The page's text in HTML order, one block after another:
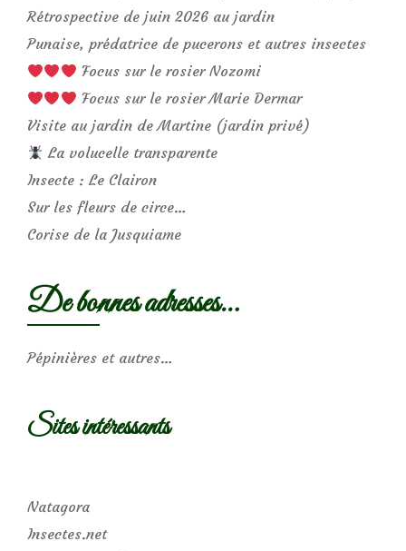
Rétrospective de juin 2026 au jardin
Punaise, prédatrice de pucerons et autres insectes
Focus sur le rosier Nozomi
Focus sur le rosier Marie Dermar
Visite au jardin de Martine (jardin privé)
La volucelle transparente
Insecte : Le Clairon
Sur les fleurs de circe…
Corise de la Jusquiame
De bonnes adresses…
Pépinières et autres…
Sites intéressants
Natagora
Insectes.net